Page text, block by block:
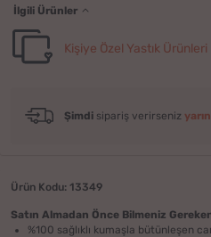
İlgili Ürünler
Kişiye Özel Yastık Ürünleri
Şimdi sipariş verirseniz yarın
Ürün Kodu: 13349
Satın Almadan Önce Bilmeniz
%100 sağlıklı kumaşla bütünleşen